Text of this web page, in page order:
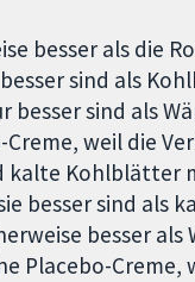
besser als die
sind als
sind als
weil die
kalte Kohlblätter
besser sind als
besser als
Placebo-Creme,